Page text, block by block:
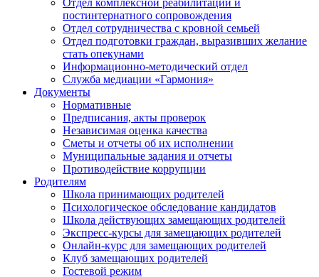
Отдел комплексной реабилитации и
постинтернатного сопровождения
Отдел сотрудничества с кровной семьей
Отдел подготовки граждан, выразивших желание
стать опекунами
Информационно-методический отдел
Служба медиации «Гармония»
Документы
Нормативные
Предписания, акты проверок
Независимая оценка качества
Сметы и отчеты об их исполнении
Муниципальные задания и отчеты
Противодействие коррупции
Родителям
Школа принимающих родителей
Психологическое обследование кандидатов
Школа действующих замещающих родителей
Экспресс-курсы для замещающих родителей
Онлайн-курс для замещающих родителей
Клуб замещающих родителей
Гостевой режим